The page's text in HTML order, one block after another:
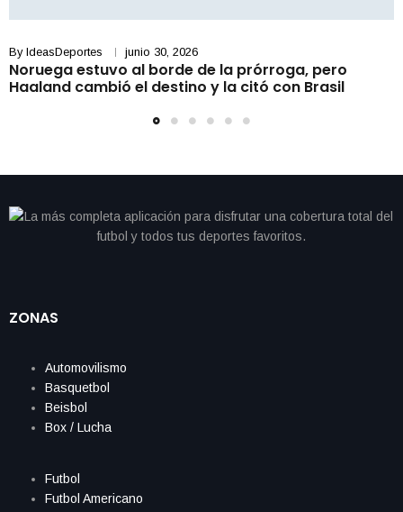
By IdeasDeportes junio 30, 2026
Noruega estuvo al borde de la prórroga, pero
Haaland cambió el destino y la citó con Brasil
ZONAS
Automovilismo
Basquetbol
Beisbol
Box / Lucha
Futbol
Futbol Americano